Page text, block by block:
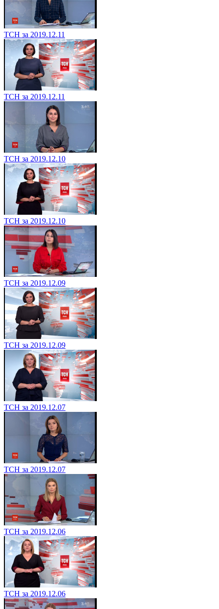
ТСН за 2019.12.11
ТСН за 2019.12.11
ТСН за 2019.12.10
ТСН за 2019.12.10
ТСН за 2019.12.09
ТСН за 2019.12.09
ТСН за 2019.12.07
ТСН за 2019.12.07
ТСН за 2019.12.06
ТСН за 2019.12.06